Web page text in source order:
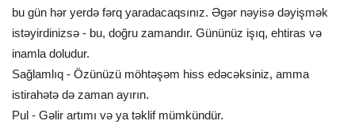
bu gün hər yerdə fərq yaradacaqsınız. Əgər nəyisə dəyişmək
istəyirdinizsə - bu, doğru zamandır. Gününüz işıq, ehtiras və
inamla doludur.
Sağlamlıq - Özünüzü möhtəşəm hiss edəcəksiniz, amma
istirahətə də zaman ayırın.
Pul - Gəlir artımı və ya təklif mümkündür.